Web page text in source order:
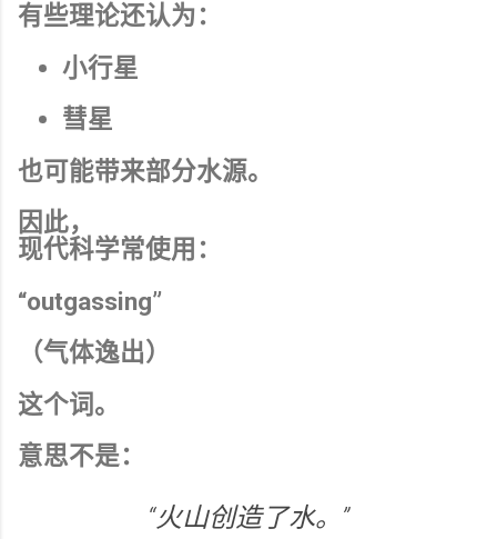
有些理论还认为：
小行星
彗星
也可能带来部分水源。
因此，
现代科学常使用：
“outgassing”
（气体逸出）
这个词。
意思不是：
“火山创造了水。”